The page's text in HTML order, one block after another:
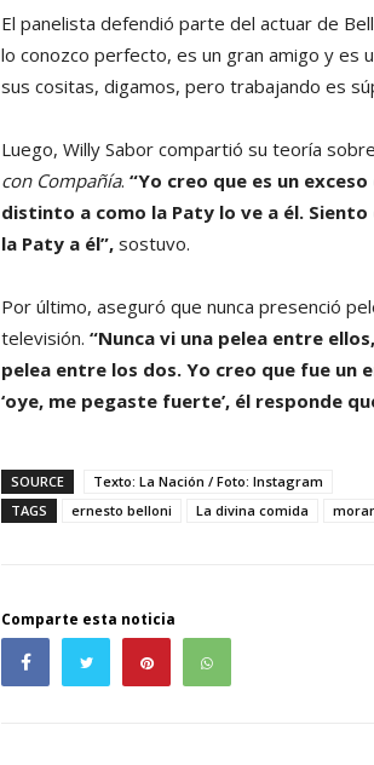
El panelista defendió parte del actuar de
lo conozco perfecto, es un gran amigo y es
sus cositas, digamos, pero trabajando es
Luego, Willy Sabor compartió su teoría
con Compañía. “Yo creo que es un
distinto a como la Paty lo ve a él.
la Paty a él”, sostuvo.
Por último, aseguró que nunca presenció
televisión. “Nunca vi una pelea entre
pelea entre los dos. Yo creo que fue un
‘oye, me pegaste fuerte’, él responde
SOURCE
Texto: La Nación / Foto: Instagram
TAGS
ernesto belloni La divina comida
Comparte esta noticia